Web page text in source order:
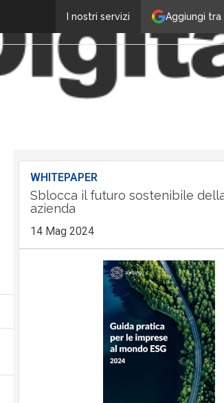
Aggiungi
I nostri servizi
WHITEPAPER
Sblocca il futuro sostenibile
azienda
14 Mag 2024